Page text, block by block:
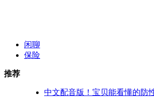
闲聊
保险
推荐
中文配音版！宝贝能看懂的防